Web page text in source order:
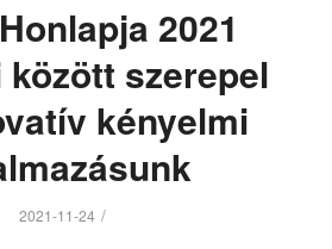
2021
szerepel
kényelmi
2021-11-24 /